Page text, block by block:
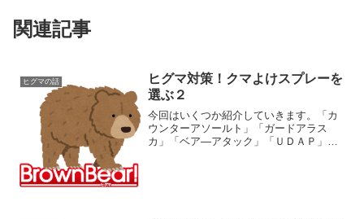
関連記事
ヒグマの話
ヒグマ対策！クマよけスプレーを
選ぶ２
今回はいくつか紹介していきます。「カ
ウンターアソールト」「ガードアラス
カ」「ベア―アタック」「ＵＤＡＰ」の